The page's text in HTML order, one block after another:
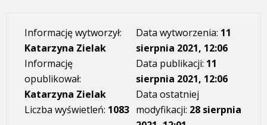
Informację wytworzył:
Katarzyna Zielak
Informację
opublikował:
Katarzyna Zielak
Liczba wyświetleń: 1083
Data wytworzenia: 11
sierpnia 2021, 12:06
Data publikacji: 11
sierpnia 2021, 12:06
Data ostatniej
modyfikacji: 28 sierpnia